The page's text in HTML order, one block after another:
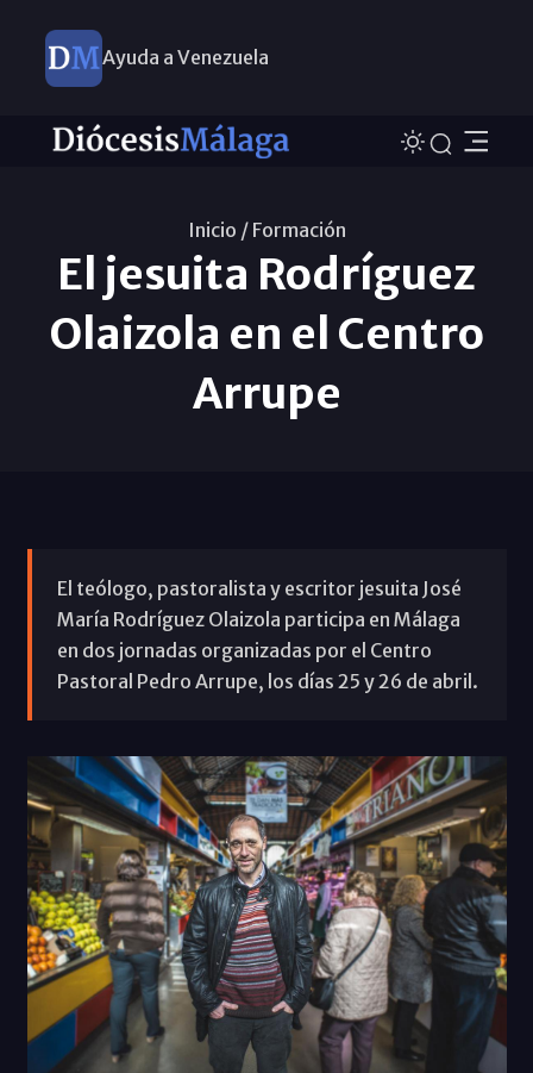
Ayuda a Venezuela
Inicio / Formación
El jesuita Rodríguez
Olaizola en el Centro
Arrupe
El teólogo, pastoralista y escritor jesuita José
María Rodríguez Olaizola participa en Málaga
en dos jornadas organizadas por el Centro
Pastoral Pedro Arrupe, los días 25 y 26 de abril.